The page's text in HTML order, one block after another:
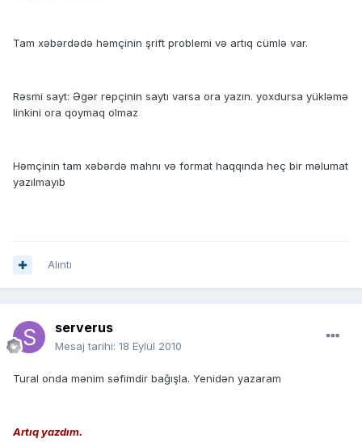
Tam xəbərdədə həmçinin şrift problemi və artıq cümlə var.
Rəsmi sayt: Əgər repçinin saytı varsa ora yazın. yoxdursa yükləmə
linkini ora qoymaq olmaz
Həmçinin tam xəbərdə mahnı və format haqqında heç bir məlumat
yazılmayıb
Alıntı
serverus
Mesaj tarihi: 18 Eylül 2010
Tural onda mənim səfimdir bağışla. Yenidən yazaram
Artıq yazdım.